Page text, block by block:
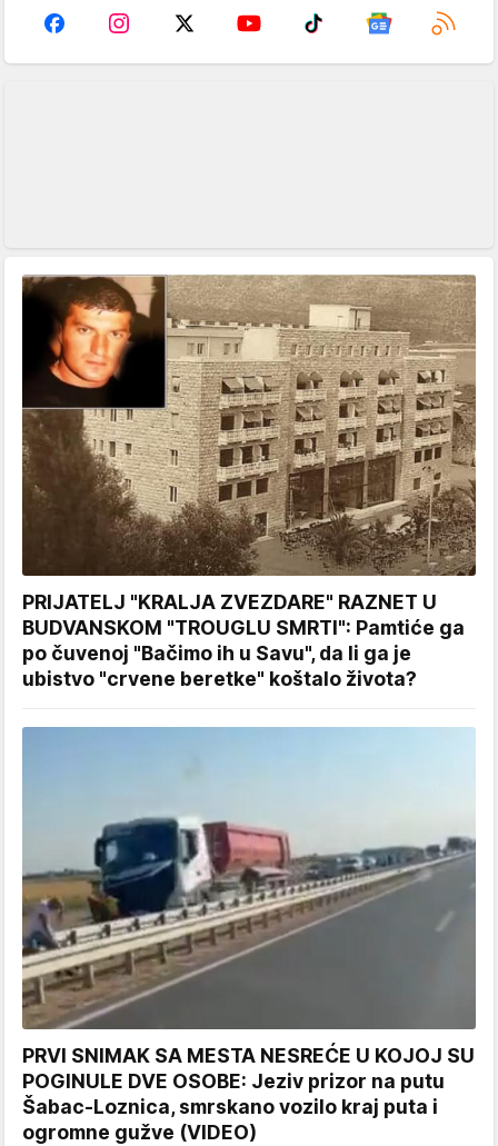
PRIJATELJ "KRALJA ZVEZDARE" RAZNET U
BUDVANSKOM "TROUGLU SMRTI": Pamtiće ga
po čuvenoj "Bačimo ih u Savu", da li ga je
ubistvo "crvene beretke" koštalo života?
PRVI SNIMAK SA MESTA NESREĆE U KOJOJ SU
POGINULE DVE OSOBE: Jeziv prizor na putu
Šabac-Loznica, smrskano vozilo kraj puta i
ogromne gužve (VIDEO)